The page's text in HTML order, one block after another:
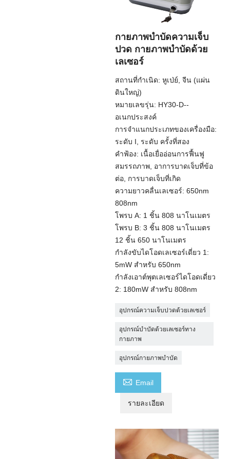
กายภาพบำบัดความเจ็บ
ปวด กายภาพบำบัดด้วย
เลเซอร์
สถานที่กำเนิด: หูเป่ย์, จีน (แผ่น
ดินใหญ่)
หมายเลขรุ่น: HY30-D--
อเนกประสงค์
การจำแนกประเภทของเครื่องมือ:
ระดับ I, ระดับ ครั้งที่สอง
คำฟ้อง: เนื้อเยื่ออ่อนการฟื้นฟู
สมรรถภาพ, อาการบาดเจ็บที่ข้อ
ต่อ, การบาดเจ็บที่เกิด
ความยาวคลื่นเลเซอร์: 650nm
808nm
โพรบ A: 1 ชิ้น 808 นาโนเมตร
โพรบ B: 3 ชิ้น 808 นาโนเมตร
12 ชิ้น 650 นาโนเมตร
กำลังขับไดโอดเลเซอร์เดี่ยว 1:
5mW สำหรับ 650nm
กำลังเอาต์พุตเลเซอร์ไดโอดเดี่ยว
2: 180mW สำหรับ 808nm
อุปกรณ์ความเจ็บปวดด้วยเลเซอร์
อุปกรณ์บำบัดด้วยเลเซอร์ทาง
กายภาพ
อุปกรณ์กายภาพบำบัด
 Email
รายละเอียด